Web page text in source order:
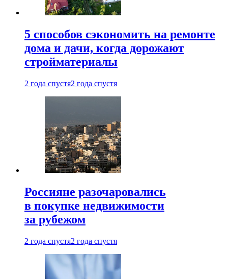
5 способов сэкономить на ремонте
дома и дачи, когда дорожают
стройматериалы
2 года спустя2 года спустя
Россияне разочаровались
в покупке недвижимости
за рубежом
2 года спустя2 года спустя